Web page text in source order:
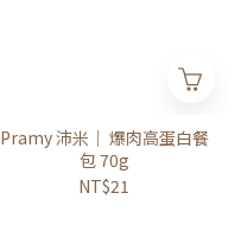
Pramy 沛米｜ 爆肉高蛋白餐
包 70g
NT$21